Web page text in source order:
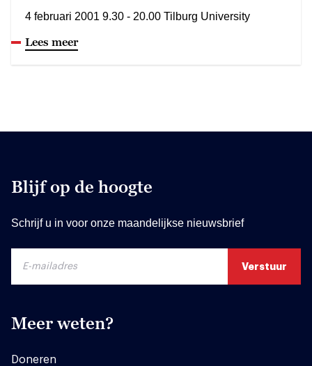
4 februari 2001 9.30 - 20.00 Tilburg University
Lees meer
Blijf op de hoogte
Schrijf u in voor onze maandelijkse nieuwsbrief
Meer weten?
Doneren